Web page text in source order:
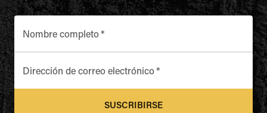
Nombre completo*
Dirección de correo electrónico*
SUSCRIBIRSE